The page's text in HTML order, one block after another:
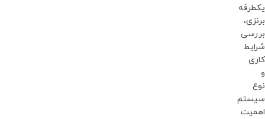
یکطرفه
برنزی،
بررسی
شرایط
کاری
و
نوع
سیستم
اهمیت